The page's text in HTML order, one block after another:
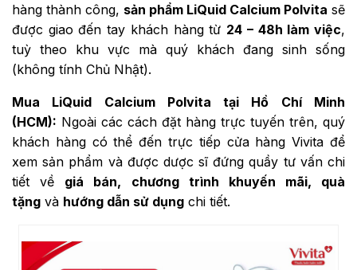
hàng thành công, sản phẩm LiQuid Calcium Polvita sẽ
được giao đến tay khách hàng từ 24 – 48h làm việc,
tuỳ theo khu vực mà quý khách đang sinh sống
(không tính Chủ Nhật).
Mua LiQuid Calcium Polvita tại Hồ Chí Minh
(HCM): Ngoài các cách đặt hàng trực tuyến trên, quý
khách hàng có thể đến trực tiếp cửa hàng Vivita để
xem sản phẩm và được dược sĩ đứng quầy tư vấn chi
tiết về giá bán, chương trình khuyến mãi, quà
tặng và hướng dẫn sử dụng chi tiết.